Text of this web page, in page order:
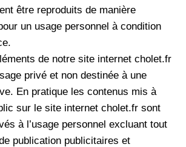
être reproduits de manière
un usage personnel à condition
de notre site internet cholet.fr
privé et non destinée à une
En pratique les contenus mis à
sur le site internet cholet.fr sont
à l’usage personnel excluant tout
publication publicitaires et